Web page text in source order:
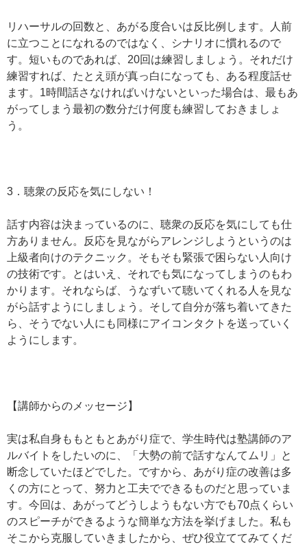
リハーサルの回数と、あがる度合いは反比例します。人前
に立つことになれるのではなく、シナリオに慣れるので
す。短いものであれば、20回は練習しましょう。それだけ
練習すれば、たとえ頭が真っ白になっても、ある程度話せ
ます。1時間話さなければいけないといった場合は、最もあ
がってしまう最初の数分だけ何度も練習しておきましょ
う。
3．聴衆の反応を気にしない！
話す内容は決まっているのに、聴衆の反応を気にしても仕
方ありません。反応を見ながらアレンジしようというのは
上級者向けのテクニック。そもそも緊張で困らない人向け
の技術です。とはいえ、それでも気になってしまうのもわ
かります。それならば、うなずいて聴いてくれる人を見な
がら話すようにしましょう。そして自分が落ち着いてきた
ら、そうでない人にも同様にアイコンタクトを送っていく
ようにします。
【講師からのメッセージ】
実は私自身ももともとあがり症で、学生時代は塾講師のア
ルバイトをしたいのに、「大勢の前で話すなんてムリ」と
断念していたほどでした。ですから、あがり症の改善は多
くの方にとって、努力と工夫でできるものだと思っていま
す。今回は、あがってどうしようもない方でも70点くらい
のスピーチができるような簡単な方法を挙げました。私も
そこから克服していきましたから、ぜひ役立ててみてくだ